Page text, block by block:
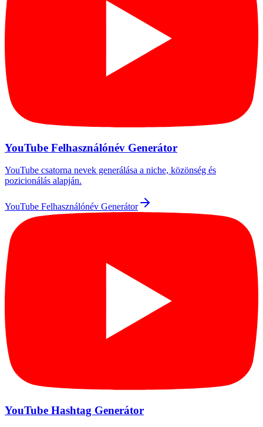
YouTube Felhasználónév Generátor
YouTube csatorna nevek generálása a niche, közönség és
pozicionálás alapján.
YouTube Felhasználónév Generátor
YouTube Hashtag Generátor